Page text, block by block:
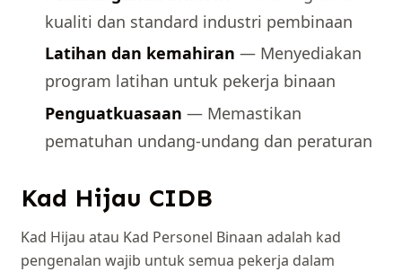
kualiti dan standard industri pembinaan
Latihan dan kemahiran — Menyediakan
program latihan untuk pekerja binaan
Penguatkuasaan — Memastikan
pematuhan undang-undang dan peraturan
Kad Hijau CIDB
Kad Hijau atau Kad Personel Binaan adalah kad
pengenalan wajib untuk semua pekerja dalam